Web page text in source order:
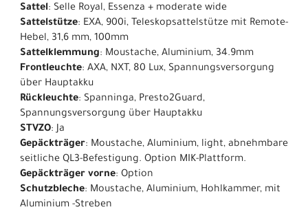
Sattel: Selle Royal, Essenza + moderate wide
Sattelstütze: EXA, 900i, Teleskopsattelstütze mit Remote-
Hebel, 31,6 mm, 100mm
Sattelklemmung: Moustache, Aluminium, 34.9mm
Frontleuchte: AXA, NXT, 80 Lux, Spannungsversorgung
über Hauptakku
Rückleuchte: Spanninga, Presto2Guard,
Spannungsversorgung über Hauptakku
STVZO: Ja
Gepäckträger: Moustache, Aluminium, light, abnehmbare
seitliche QL3-Befestigung. Option MIK-Plattform.
Gepäckträger vorne: Option
Schutzbleche: Moustache, Aluminium, Hohlkammer, mit
Aluminium -Streben